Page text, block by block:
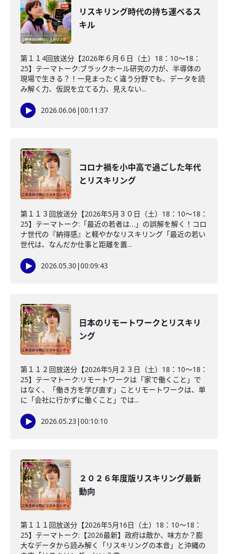
リスキリング時代の持ち運べるス
キル
第１１4回放送分【2026年６月６日（土）18：10～18：
25】テーマトーク:ブラックホール研究の力が、半導体の
現場で生きる？！一見まったく違う分野でも、データを読
み解く力、仮説を立てる力、見えない...
2026.06.06 |00:11:37
コロナ禍を小中高で過ごした年代
とリスキリング
第１１３回放送分【2026年5月３０日（土）18：10～18：
25】テーマトーク:「最近の若者は…」の誤解を解く！コロ
ナ世代の『納得感』と軽やかなリスキリング「最近の若い
世代は、なんだか仕事と距離を置...
2026.05.30 |00:09:43
日本のリモートワークとリスキリ
ング
第１１２回放送分【2026年5月２３日（土）18：10～18：
25】テーマトーク:リモートワークは「家で働くこと」で
はなく、「働き方を学び直す」ことリモートワークは、単
に「会社に行かずに働くこと」では...
2026.05.23 |00:10:10
２０２６年度版リスキリング最新
動向
第１１１回放送分【2026年5月16日（土）18：10～18：
25】テーマトーク:【2026最新】政府は敵か、味方か？膨
大なデータから読み解く「リスキリングの本音」と沖縄の